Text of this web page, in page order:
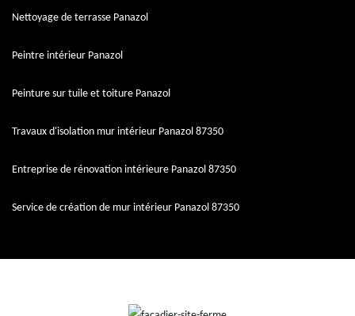
Nettoyage de terrasse Panazol
Peintre intérieur Panazol
Peinture sur tuile et toiture Panazol
Travaux d'isolation mur intérieur Panazol 87350
Entreprise de rénovation intérieure Panazol 87350
Service de création de mur intérieur Panazol 87350